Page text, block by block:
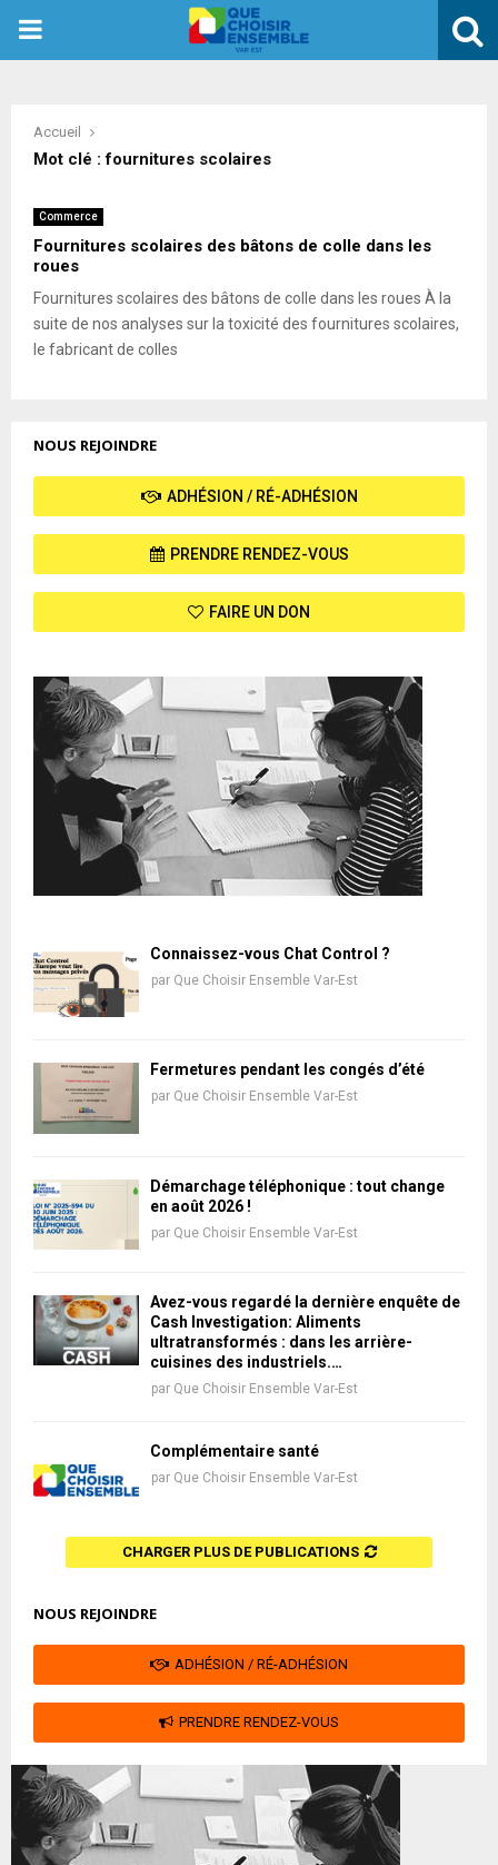
PRIMARY
Accueil
Mot clé : fournitures scolaires
Commerce
Fournitures scolaires des bâtons de colle dans les
roues
Fournitures scolaires des bâtons de colle dans les roues À la
suite de nos analyses sur la toxicité des fournitures scolaires,
le fabricant de colles
NOUS REJOINDRE
ADHÉSION / RÉ-ADHÉSION
PRENDRE RENDEZ-VOUS
FAIRE UN DON
Connaissez-vous Chat Control ?
par Que Choisir Ensemble Var-Est
Fermetures pendant les congés d’été
par Que Choisir Ensemble Var-Est
Démarchage téléphonique : tout change
en août 2026 !
par Que Choisir Ensemble Var-Est
Avez-vous regardé la dernière enquête de
Cash Investigation: Aliments
ultratransformés : dans les arrière-
cuisines des industriels.…
par Que Choisir Ensemble Var-Est
Complémentaire santé
par Que Choisir Ensemble Var-Est
CHARGER PLUS DE PUBLICATIONS
NOUS REJOINDRE
ADHÉSION / RÉ-ADHÉSION
PRENDRE RENDEZ-VOUS